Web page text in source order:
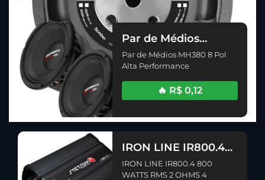
Par de Médios
MH380 8 Pol Alta
Performance
Par de Médios MH380 8 Pol
Alta Performance
🔥 R$ 0,12
IRON LINE IR800.4
800 WATTS RMS 2
OHMS 4 CANAIS
IRON LINE IR800.4 800
WATTS RMS 2 OHMS 4